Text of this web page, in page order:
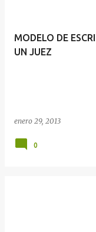
MODELO DE
UN JUEZ
enero 29, 2013
0